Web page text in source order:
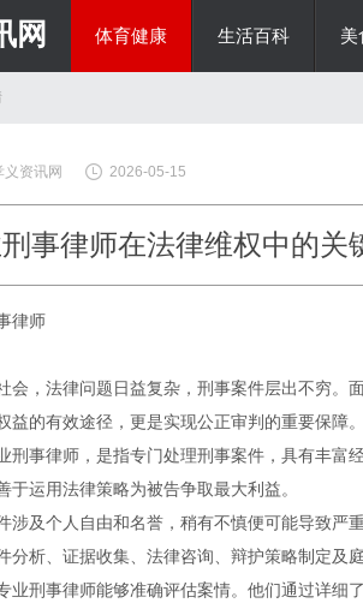
网 体育健康 生活百科 美
义资讯网 2026-05-15
事律师在法律维权中的关
律师
会，法律问题日益复杂，刑事案件层出不穷。
益的有效途径，更是实现公正审判的重要保障
刑事律师，是指专门处理刑事案件，具有丰富
于运用法律策略为被告争取最大利益。
涉及个人自由和名誉，稍有不慎便可能导致严
分析、证据收集、法律咨询、辩护策略制定及
业刑事律师能够准确评估案情。他们通过详细